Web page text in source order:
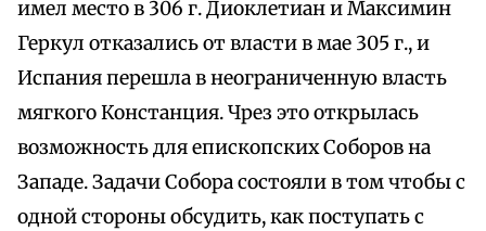
имел место в 306 г. Диоклетиан и Максимин
Геркул отказались от власти в мае 305 г., и
Испания перешла в неограниченную власть
мягкого Констанция. Чрез это открылась
возможность для епископских Соборов на
Западе. Задачи Собора состояли в том чтобы с
одной стороны обсудить, как поступать с